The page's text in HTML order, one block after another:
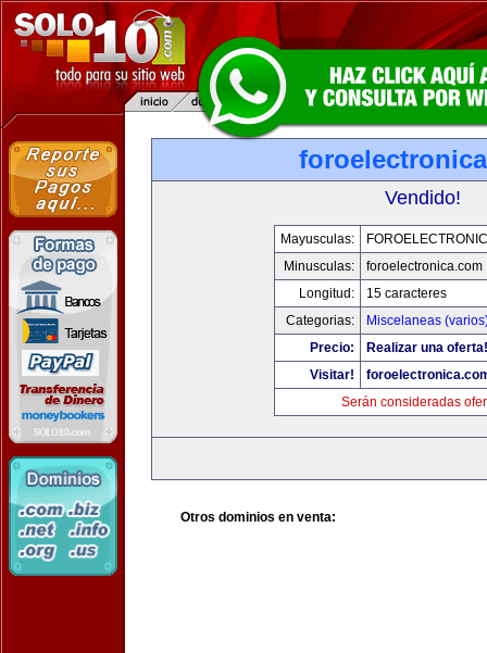
Vendido!
Mayusculas:
Minusculas:
foroelectronica.com
Longitud:
15 caracteres
Categorias:
Miscelaneas
Precio:
Realizar una oferta!
Visitar!
Serán consideradas
Otros dominios en venta: